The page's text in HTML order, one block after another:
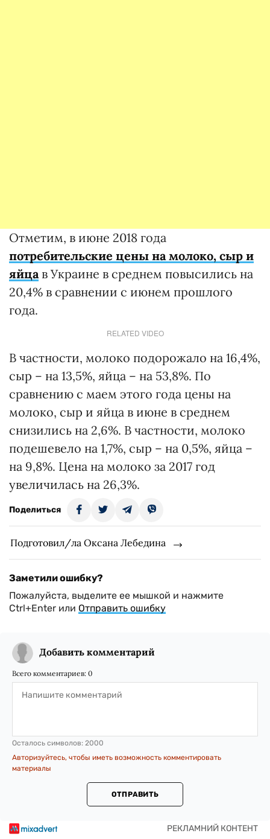
Отметим, в июне 2018 года
потребительские цены на молоко, сыр и
яйцав Украине в среднем повысились на
20,4% в сравнении с июнем прошлого
года.
RELATED VIDEO
В частности, молоко подорожало на 16,4%,
сыр – на 13,5%, яйца – на 53,8%. По
сравнению с маем этого года цены на
молоко, сыр и яйца в июне в среднем
снизились на 2,6%. В частности, молоко
подешевело на 1,7%, сыр – на 0,5%, яйца –
на 9,8%. Цена на молоко за 2017 год
увеличилась на 26,3%.
Поделиться
Подготовил/ла Оксана Лебедина
Заметили ошибку?
Пожалуйста, выделите ее мышкой и нажмите
Ctrl+Enter или Отправить ошибку
Добавить комментарий
Всего комментариев: 0
Осталось символов: 2000
Авторизуйтесь, чтобы иметь возможность комментировать
материалы
ОТПРАВИТЬ